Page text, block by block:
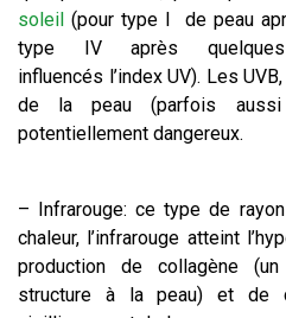
soleil (pour type I de peau
type IV après
influencés l’index UV). Les
de la peau (parfois
potentiellement dangereux.
– Infrarouge: ce type de
chaleur, l’infrarouge atteint
production de collagène
structure à la peau) et de